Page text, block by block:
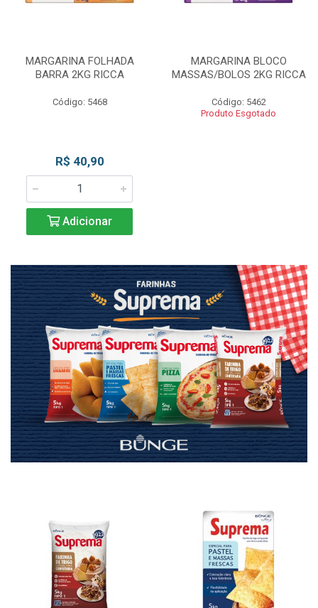
MARGARINA FOLHADA
BARRA 2KG RICCA
Código: 5468
R$ 40,90
Adicionar
MARGARINA BLOCO
MASSAS/BOLOS 2KG RICCA
Código: 5462
Produto Esgotado